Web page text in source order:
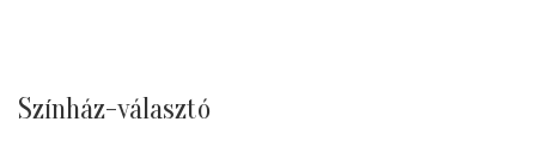
Színház-választó